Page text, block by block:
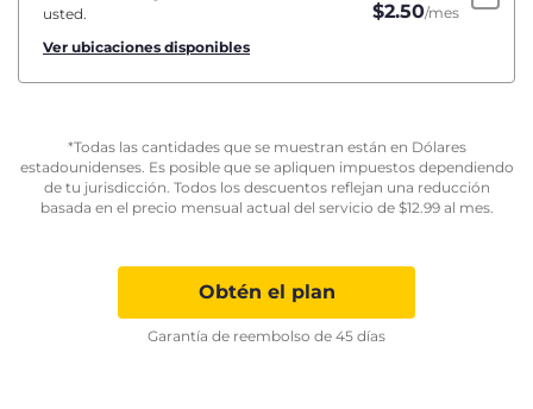
usted.
Ver ubicaciones disponibles
$2.50/mes
*Todas las cantidades que se muestran están en Dólares
estadounidenses. Es posible que se apliquen impuestos dependiendo
de tu jurisdicción. Todos los descuentos reflejan una reducción
basada en el precio mensual actual del servicio de $12.99al mes.
Obtén el plan
Garantía de reembolso de 45 días